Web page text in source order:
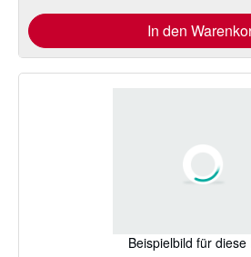
In den
Beispielbild für diese